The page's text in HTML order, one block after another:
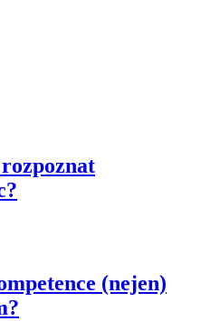
(nejen)